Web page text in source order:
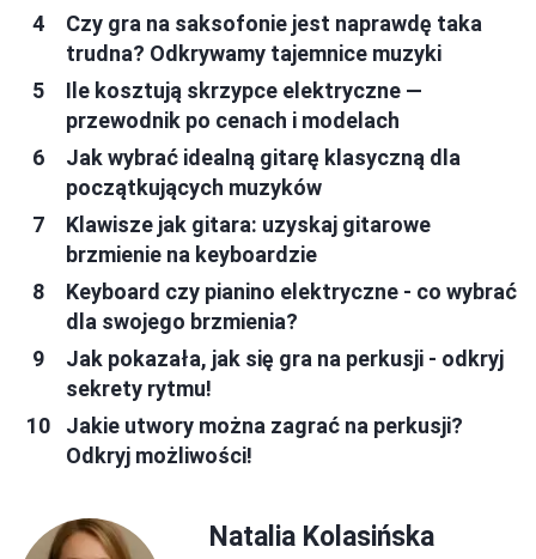
Czy gra na saksofonie jest naprawdę taka
trudna? Odkrywamy tajemnice muzyki
Ile kosztują skrzypce elektryczne —
przewodnik po cenach i modelach
Jak wybrać idealną gitarę klasyczną dla
początkujących muzyków
Klawisze jak gitara: uzyskaj gitarowe
brzmienie na keyboardzie
Keyboard czy pianino elektryczne - co wybrać
dla swojego brzmienia?
Jak pokazała, jak się gra na perkusji - odkryj
sekrety rytmu!
Jakie utwory można zagrać na perkusji?
Odkryj możliwości!
Natalia Kolasińska